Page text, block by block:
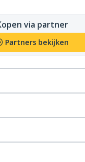
via partner
Partners bekijken